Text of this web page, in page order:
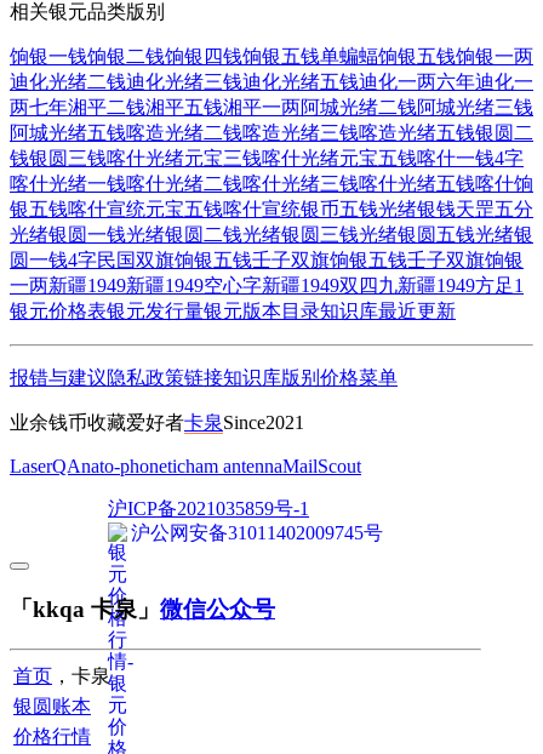
相关银元品类版别
饷银一钱饷银二钱饷银四钱饷银五钱单蝙蝠饷银五钱饷银一两
迪化光绪二钱迪化光绪三钱迪化光绪五钱迪化一两六年迪化一
两七年湘平二钱湘平五钱湘平一两阿城光绪二钱阿城光绪三钱
阿城光绪五钱喀造光绪二钱喀造光绪三钱喀造光绪五钱银圆二
钱银圆三钱喀什光绪元宝三钱喀什光绪元宝五钱喀什一钱4字
喀什光绪一钱喀什光绪二钱喀什光绪三钱喀什光绪五钱喀什饷
银五钱喀什宣统元宝五钱喀什宣统银币五钱光绪银钱天罡五分
光绪银圆一钱光绪银圆二钱光绪银圆三钱光绪银圆五钱光绪银
圆一钱4字民国双旗饷银五钱壬子双旗饷银五钱壬子双旗饷银
一两新疆1949新疆1949空心字新疆1949双四九新疆1949方足1
银元价格表银元发行量银元版本目录知识库最近更新
报错与建议隐私政策链接知识库版别 价格菜单
业余钱币收藏爱好者卡泉Since2021
LaserQAnato-phoneticham antennaMailScout
沪ICP备2021035859号-1
沪公网安备31011402009745号
「kkqa 卡泉」 微信公众号
首页 ，卡泉
银圆账本
价格行情